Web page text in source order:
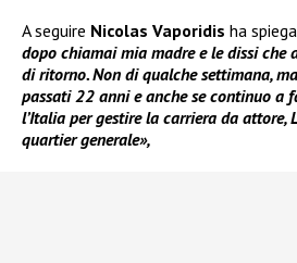
A seguire Nicolas Vaporidis ha
dopo chiamai mia madre e le dissi che
di ritorno. Non di qualche settimana,
passati 22 anni e anche se continuo a
l’Italia per gestire la carriera da attore,
quartier generale»,